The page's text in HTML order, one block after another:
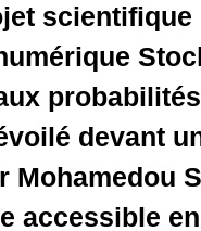
scientifique
devant
Mohamedou
accessible